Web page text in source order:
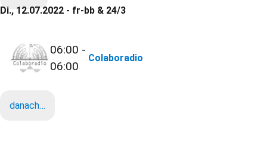
Di., 12.07.2022 - fr-bb & 24/3
06:00 -
06:00
Colaboradio
danach…